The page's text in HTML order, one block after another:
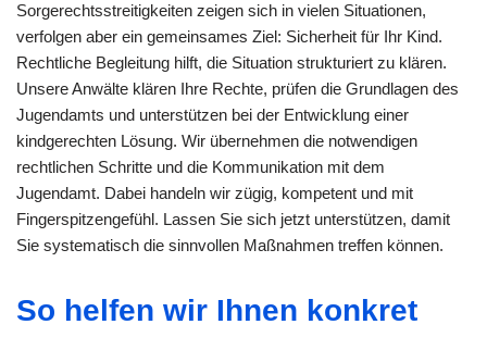
Sorgerechtsstreitigkeiten zeigen sich in vielen Situationen,
verfolgen aber ein gemeinsames Ziel: Sicherheit für Ihr Kind.
Rechtliche Begleitung hilft, die Situation strukturiert zu klären.
Unsere Anwälte klären Ihre Rechte, prüfen die Grundlagen des
Jugendamts und unterstützen bei der Entwicklung einer
kindgerechten Lösung. Wir übernehmen die notwendigen
rechtlichen Schritte und die Kommunikation mit dem
Jugendamt. Dabei handeln wir zügig, kompetent und mit
Fingerspitzengefühl. Lassen Sie sich jetzt unterstützen, damit
Sie systematisch die sinnvollen Maßnahmen treffen können.
So helfen wir Ihnen konkret